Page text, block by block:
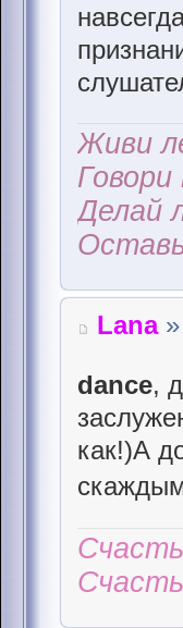
Живи
Делай
Lana»
dance,
как!)А